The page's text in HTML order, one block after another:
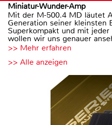
Miniatur-Wunder-Amp
Mit der M-500.4 MD läutet
Generation seiner kleinsten
Superkompakt und mit
wollen wir uns genauer
>> Mehr erfahren
>> Alle anzeigen